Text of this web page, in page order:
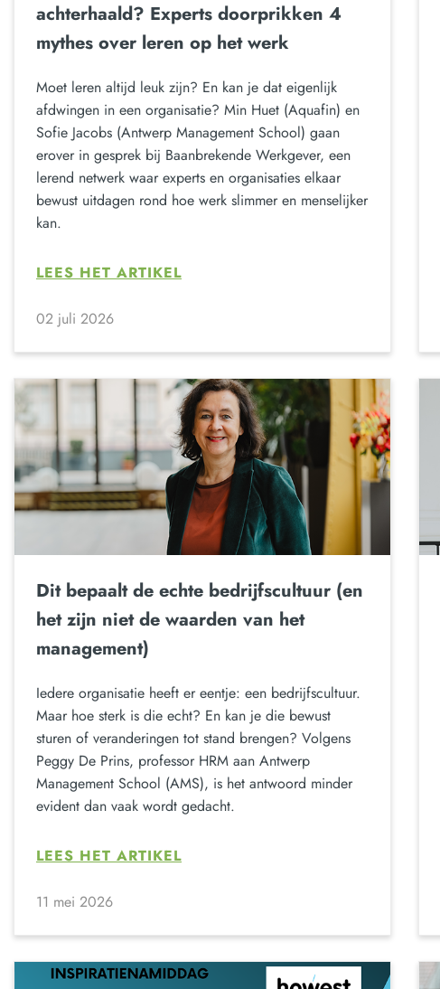
achterhaald? Experts doorprikken 4
mythes over leren op het werk
Moet leren altijd leuk zijn? En kan je dat eigenlijk
afdwingen in een organisatie? Min Huet (Aquafin) en
Sofie Jacobs (Antwerp Management School) gaan
erover in gesprek bij Baanbrekende Werkgever, een
lerend netwerk waar experts en organisaties elkaar
bewust uitdagen rond hoe werk slimmer en menselijker
kan.
LEES HET ARTIKEL
02 juli 2026
Dit bepaalt de echte bedrijfscultuur (en
het zijn niet de waarden van het
management)
Iedere organisatie heeft er eentje: een bedrijfscultuur.
Maar hoe sterk is die echt? En kan je die bewust
sturen of veranderingen tot stand brengen? Volgens
Peggy De Prins, professor HRM aan Antwerp
Management School (AMS), is het antwoord minder
evident dan vaak wordt gedacht.
LEES HET ARTIKEL
11 mei 2026